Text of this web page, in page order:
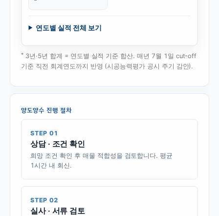
연도별 실적 전체 보기
* 3년·5년 합계 = 연도별 실적 기준 합산. 매년 7월 1일 cut-off
기준 직전 회계연도까지 반영 (시공능력평가 공시 주기 감안).
양도양수 진행 절차
STEP 01
상담 · 조건 확인
희망 조건 확인 후 매물 적합성을 검토합니다. 평균
1시간 내 회신.
STEP 02
실사 · 서류 검토